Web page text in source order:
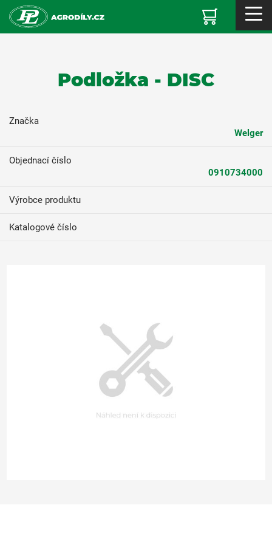
Podložka - DISC
Značka
Welger
Objednací číslo
0910734000
Výrobce produktu
Katalogové číslo